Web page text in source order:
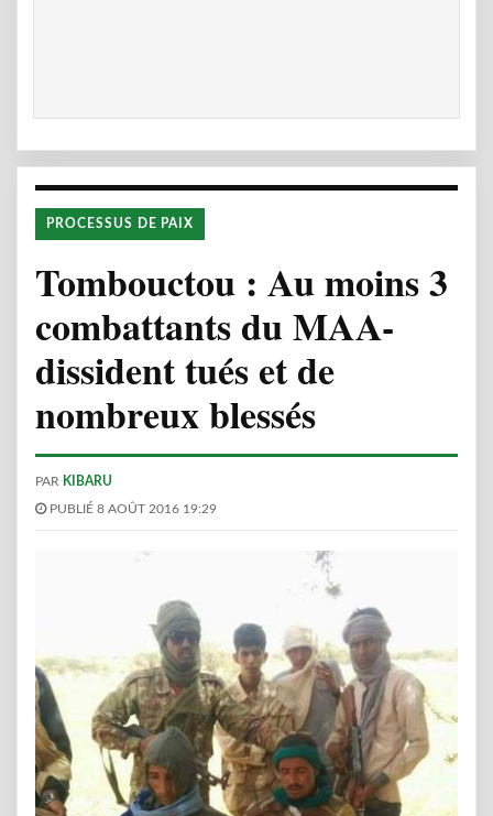
PROCESSUS DE PAIX
Tombouctou : Au moins 3
combattants du MAA-
dissident tués et de
nombreux blessés
PAR KIBARU
PUBLIÉ 8 AOÛT 2016 19:29